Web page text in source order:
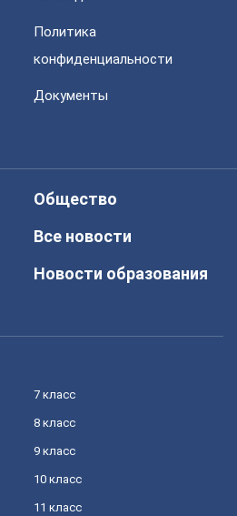
Политика
конфиденциальности
Документы
Общество
Все новости
Новости образования
7 класс
8 класс
9 класс
10 класс
11 класс